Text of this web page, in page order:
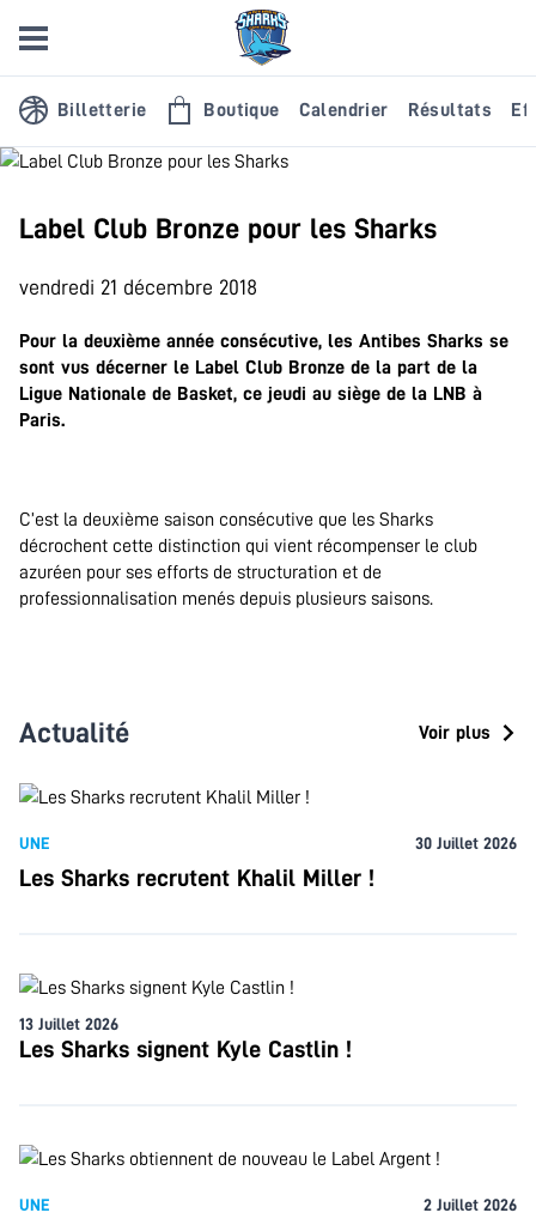
Billetterie Boutique Calendrier Résultats
Label Club Bronze pour les Sharks
vendredi 21 décembre 2018
Pour la deuxième année consécutive, les Antibes Sharks se
sont vus décerner le Label Club Bronze de la part de la
Ligue Nationale de Basket, ce jeudi au siège de la LNB à
Paris.
C’est la deuxième saison consécutive que les Sharks
décrochent cette distinction qui vient récompenser le club
azuréen pour ses efforts de structuration et de
professionnalisation menés depuis plusieurs saisons.
Actualité Voir plus
UNE 30 Juillet 2026
Les Sharks recrutent Khalil Miller !
13 Juillet 2026
Les Sharks signent Kyle Castlin !
UNE 2 Juillet 2026